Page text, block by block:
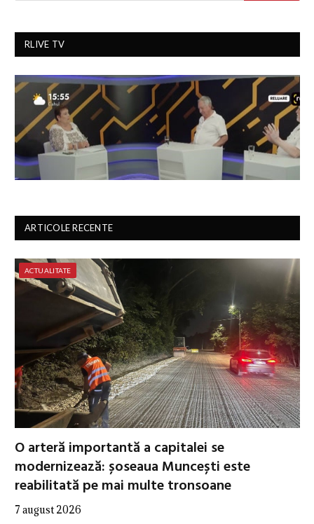
RLIVE TV
ARTICOLE RECENTE
ACTUALITATE
O arteră importantă a capitalei se
modernizează: șoseaua Muncești este
reabilitată pe mai multe tronsoane
7 august 2026